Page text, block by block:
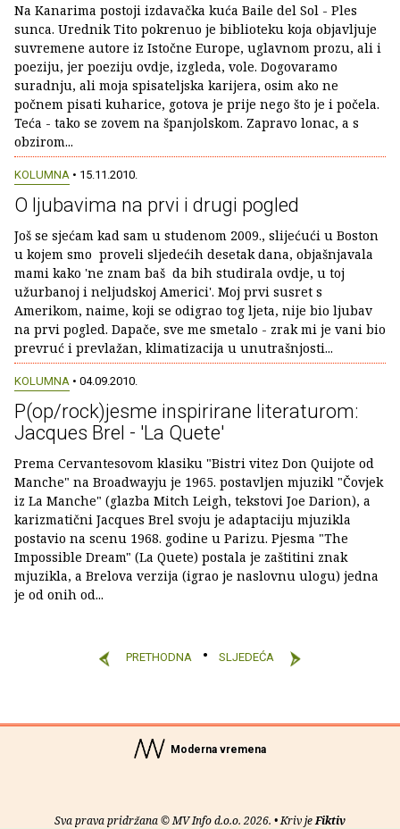
Na Kanarima postoji izdavačka kuća Baile del Sol - Ples
sunca. Urednik Tito pokrenuo je biblioteku koja objavljuje
suvremene autore iz Istočne Europe, uglavnom prozu, ali i
poeziju, jer poeziju ovdje, izgleda, vole. Dogovaramo
suradnju, ali moja spisateljska karijera, osim ako ne
počnem pisati kuharice, gotova je prije nego što je i počela.
Teća - tako se zovem na španjolskom. Zapravo lonac, a s
obzirom...
KOLUMNA • 15.11.2010.
O ljubavima na prvi i drugi pogled
Još se sjećam kad sam u studenom 2009., slijećući u Boston
u kojem smo proveli sljedećih desetak dana, objašnjavala
mami kako 'ne znam baš da bih studirala ovdje, u toj
užurbanoj i neljudskoj Americi'. Moj prvi susret s
Amerikom, naime, koji se odigrao tog ljeta, nije bio ljubav
na prvi pogled. Dapače, sve me smetalo - zrak mi je vani bio
prevruć i prevlažan, klimatizacija u unutrašnjosti...
KOLUMNA • 04.09.2010.
P(op/rock)jesme inspirirane literaturom:
Jacques Brel - 'La Quete'
Prema Cervantesovom klasiku "Bistri vitez Don Quijote od
Manche" na Broadwayju je 1965. postavljen mjuzikl "Čovjek
iz La Manche" (glazba Mitch Leigh, tekstovi Joe Darion), a
karizmatični Jacques Brel svoju je adaptaciju mjuzikla
postavio na scenu 1968. godine u Parizu. Pjesma "The
Impossible Dream" (La Quete) postala je zaštitini znak
mjuzikla, a Brelova verzija (igrao je naslovnu ulogu) jedna
je od onih od...
PRETHODNA SLJEDEĆA
Moderna vremena
Sva prava pridržana © MV Info d.o.o. 2026. • Kriv jeFiktiv